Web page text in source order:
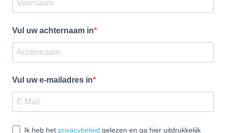
Vul uw achternaam in
Vul uw e-mailadres in
Ik heb het privacybeleid gelezen en ga hier uitdrukkelijk